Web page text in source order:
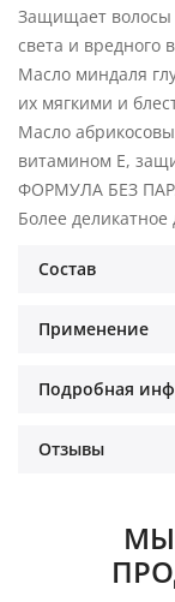
Защищает волосы
света и вредного
Масло миндаля
их мягкими и
Масло
витамином Е,
ФОРМУЛА БЕЗ
Более деликатное
Состав
Применение
Подробная
Отзывы
МЫ